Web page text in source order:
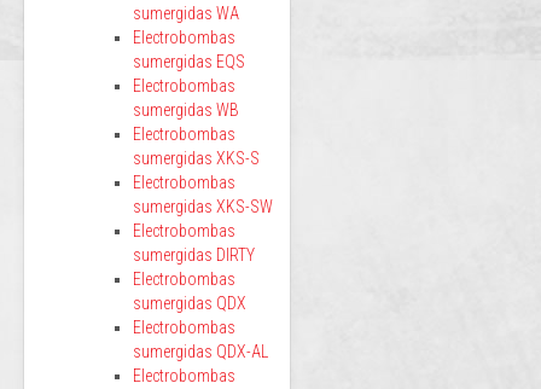
sumergidas WA
Electrobombas
sumergidas EQS
Electrobombas
sumergidas WB
Electrobombas
sumergidas XKS-S
Electrobombas
sumergidas XKS-SW
Electrobombas
sumergidas DIRTY
Electrobombas
sumergidas QDX
Electrobombas
sumergidas QDX-AL
Electrobombas